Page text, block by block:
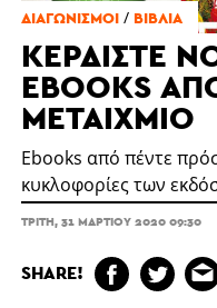
ΔΙΑΓΩΝΙΣΜΟΊ / ΒΙΒΛΊΑ
ΚΕΡΔΊΣΤΕ
EBOOKS
ΜΕΤΑΊΧΜΙΟ
Ebooks από πέντε
κυκλοφορίες των
ΤΡΊΤΗ, 31 ΜΑΡΤΊΟΥ 2020 09:30
SHARE!